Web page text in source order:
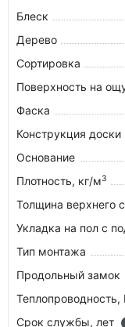
Блеск
Дерево
Сортировка
Поверхность на
Фаска
Конструкция доски
Основание
Плотность, кг/м3
Толщина верхнего
Укладка на пол c
Тип монтажа
Продольный замок
Теплопроводность,
Срок службы, лет